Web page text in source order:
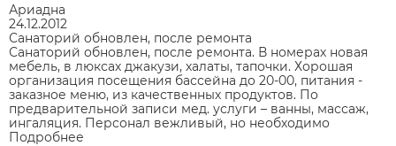
Ариадна
24.12.2012
Санаторий обновлен, после ремонта
Санаторий обновлен, после ремонта. В номерах новая
мебель, в люксах джакузи, халаты, тапочки. Хорошая
организация посещения бассейна до 20-00, питания -
заказное меню, из качественных продуктов. По
предварительной записи мед. услуги – ванны, массаж,
ингаляция. Персонал вежливый, но необходимо
Подробнее